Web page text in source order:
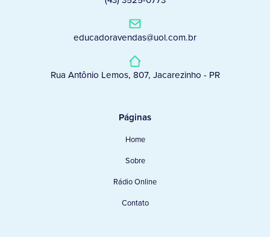
educadoravendas@uol.com.br
Rua Antônio Lemos, 807, Jacarezinho - PR
Páginas
Home
Sobre
Rádio Online
Contato